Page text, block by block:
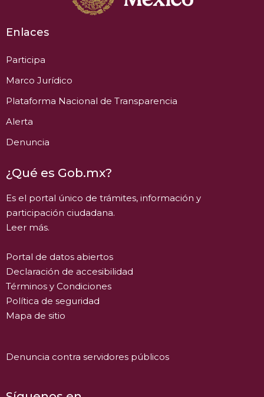
Enlaces
Participa
Marco Jurídico
Plataforma Nacional de Transparencia
Alerta
Denuncia
¿Qué es Gob.mx?
Es el portal único de trámites, información y
participación ciudadana.
Leer más.
Portal de datos abiertos
Declaración de accesibilidad
Términos y Condiciones
Política de seguridad
Mapa de sitio
Denuncia contra servidores públicos